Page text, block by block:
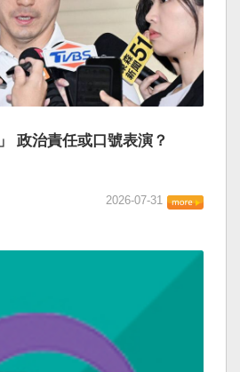
政治責任或口號表演？
2026-07-31